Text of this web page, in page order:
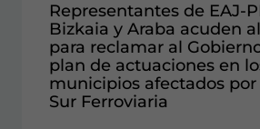
Representantes de EAJ-
Bizkaia y Araba acuden
para reclamar al
plan de actuaciones en
municipios afectados
Sur Ferroviaria